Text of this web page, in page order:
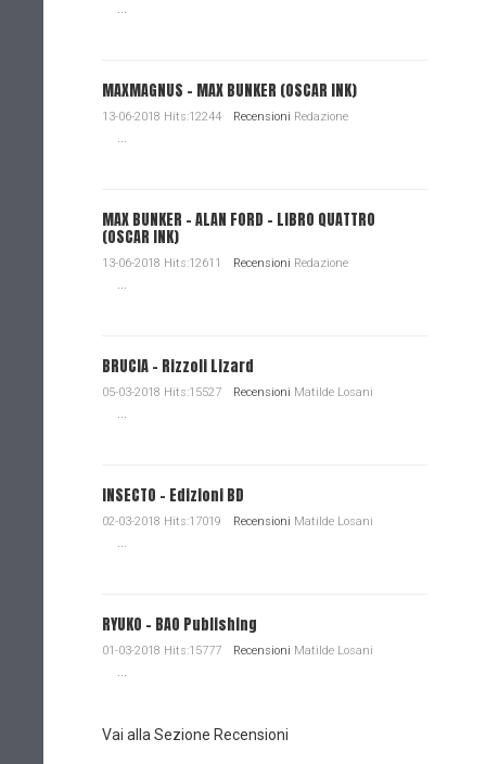
...
MAXMAGNUS – MAX BUNKER (OSCAR INK)
13-06-2018 Hits:12244 Recensioni Redazione
...
MAX BUNKER – ALAN FORD – LIBRO QUATTRO
(OSCAR INK)
13-06-2018 Hits:12611 Recensioni Redazione
...
BRUCIA - Rizzoli Lizard
05-03-2018 Hits:15527 Recensioni Matilde Losani
...
INSECTO - Edizioni BD
02-03-2018 Hits:17019 Recensioni Matilde Losani
...
RYUKO - BAO Publishing
01-03-2018 Hits:15777 Recensioni Matilde Losani
...
Vai alla Sezione Recensioni